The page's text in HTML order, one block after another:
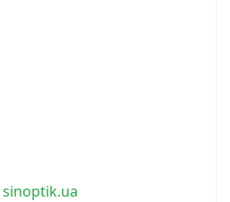
sinoptik.ua